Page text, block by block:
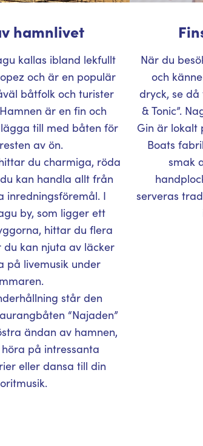
hamnlivet
kallas ibland lekfullt
och är en populär
båtfolk och turister
är en fin och
till med båten för
av ön.
du charmiga, röda
kan handla allt från
inredningsföremål. I
by, som ligger ett
hittar du flera
kan njuta av läcker
på livemusik under
står den
“Najaden”
ändan av hamnen,
på intressanta
eller dansa till din
När du
och
dryck, se
& Tonic”.
Gin är lokalt
Boats
smak
serveras